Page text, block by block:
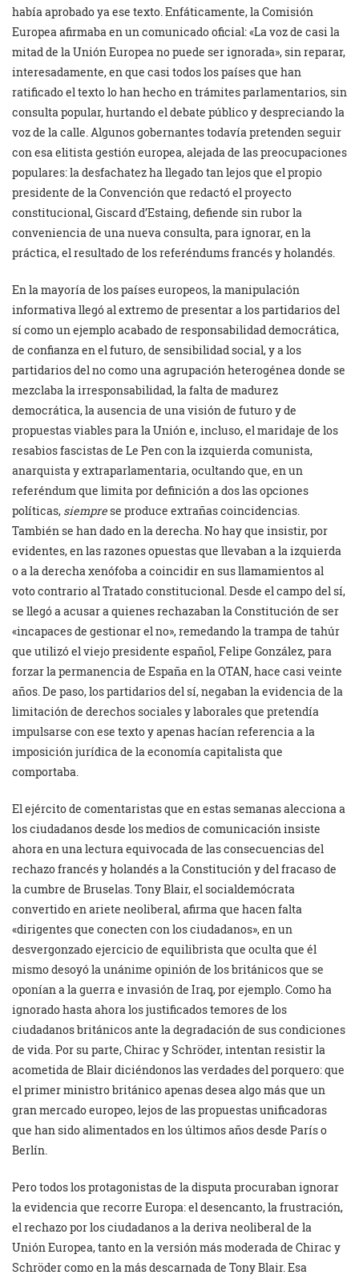
había aprobado ya ese texto. Enfáticamente, la Comisión
Europea afirmaba en un comunicado oficial: «La voz de casi la
mitad de la Unión Europea no puede ser ignorada», sin reparar,
interesadamente, en que casi todos los países que han
ratificado el texto lo han hecho en trámites parlamentarios, sin
consulta popular, hurtando el debate público y despreciando la
voz de la calle. Algunos gobernantes todavía pretenden seguir
con esa elitista gestión europea, alejada de las preocupaciones
populares: la desfachatez ha llegado tan lejos que el propio
presidente de la Convención que redactó el proyecto
constitucional, Giscard d’Estaing, defiende sin rubor la
conveniencia de una nueva consulta, para ignorar, en la
práctica, el resultado de los referéndums francés y holandés.
En la mayoría de los países europeos, la manipulación
informativa llegó al extremo de presentar a los partidarios del
sí como un ejemplo acabado de responsabilidad democrática,
de confianza en el futuro, de sensibilidad social, y a los
partidarios del no como una agrupación heterogénea donde se
mezclaba la irresponsabilidad, la falta de madurez
democrática, la ausencia de una visión de futuro y de
propuestas viables para la Unión e, incluso, el maridaje de los
resabios fascistas de Le Pen con la izquierda comunista,
anarquista y extraparlamentaria, ocultando que, en un
referéndum que limita por definición a dos las opciones
políticas, siemprese produce extrañas coincidencias.
También se han dado en la derecha. No hay que insistir, por
evidentes, en las razones opuestas que llevaban a la izquierda
o a la derecha xenófoba a coincidir en sus llamamientos al
voto contrario al Tratado constitucional. Desde el campo del sí,
se llegó a acusar a quienes rechazaban la Constitución de ser
«incapaces de gestionar el no», remedando la trampa de tahúr
que utilizó el viejo presidente español, Felipe González, para
forzar la permanencia de España en la OTAN, hace casi veinte
años. De paso, los partidarios del sí, negaban la evidencia de la
limitación de derechos sociales y laborales que pretendía
impulsarse con ese texto y apenas hacían referencia a la
imposición jurídica de la economía capitalista que
comportaba.
El ejército de comentaristas que en estas semanas alecciona a
los ciudadanos desde los medios de comunicación insiste
ahora en una lectura equivocada de las consecuencias del
rechazo francés y holandés a la Constitución y del fracaso de
la cumbre de Bruselas. Tony Blair, el socialdemócrata
convertido en ariete neoliberal, afirma que hacen falta
«dirigentes que conecten con los ciudadanos», en un
desvergonzado ejercicio de equilibrista que oculta que él
mismo desoyó la unánime opinión de los británicos que se
oponían a la guerra e invasión de Iraq, por ejemplo. Como ha
ignorado hasta ahora los justificados temores de los
ciudadanos británicos ante la degradación de sus condiciones
de vida. Por su parte, Chirac y Schröder, intentan resistir la
acometida de Blair diciéndonos las verdades del porquero: que
el primer ministro británico apenas desea algo más que un
gran mercado europeo, lejos de las propuestas unificadoras
que han sido alimentados en los últimos años desde París o
Berlín.
Pero todos los protagonistas de la disputa procuraban ignorar
la evidencia que recorre Europa: el desencanto, la frustración,
el rechazo por los ciudadanos a la deriva neoliberal de la
Unión Europea, tanto en la versión más moderada de Chirac y
Schröder como en la más descarnada de Tony Blair. Esa